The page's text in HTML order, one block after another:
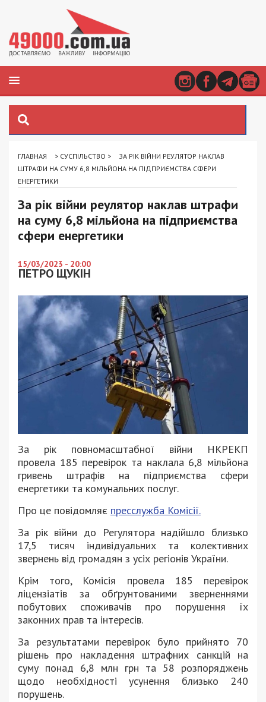
ГЛАВНАЯ > СУСПІЛЬСТВО >
ЗА РІК ВІЙНИ РЕУЛЯТОР НАКЛАВ
ШТРАФИ НА СУМУ 6,8 МІЛЬЙОНА НА ПІДПРИЄМСТВА СФЕРИ
ЕНЕРГЕТИКИ
За рік війни реулятор наклав штрафи
на суму 6,8 мільйона на підприємства
сфери енергетики
15/03/2023 - 20:00
ПЕТРО ЩУКІН
За рік повномасштабної війни НКРЕКП
провела 185 перевірок та наклала 6,8 мільйона
гривень штрафів на підприємства сфери
енергетики та комунальних послуг.
Про це повідомляє пресслужба Комісії.
За рік війни до Регулятора надійшло близько
17,5 тисяч індивідуальних та колективних
звернень від громадян з усіх регіонів України.
Крім того, Комісія провела 185 перевірок
ліцензіатів за обґрунтованими зверненнями
побутових споживачів про порушення їх
законних прав та інтересів.
За результатами перевірок було прийнято 70
рішень про накладення штрафних санкцій на
суму понад 6,8 млн грн та 58 розпоряджень
щодо необхідності усунення близько 240
порушень.